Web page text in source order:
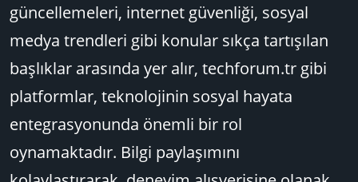
güncellemeleri, internet güvenliği, sosyal
medya trendleri gibi konular sıkça tartışılan
başlıklar arasında yer alır, techforum.tr gibi
platformlar, teknolojinin sosyal hayata
entegrasyonunda önemli bir rol
oynamaktadır. Bilgi paylaşımını